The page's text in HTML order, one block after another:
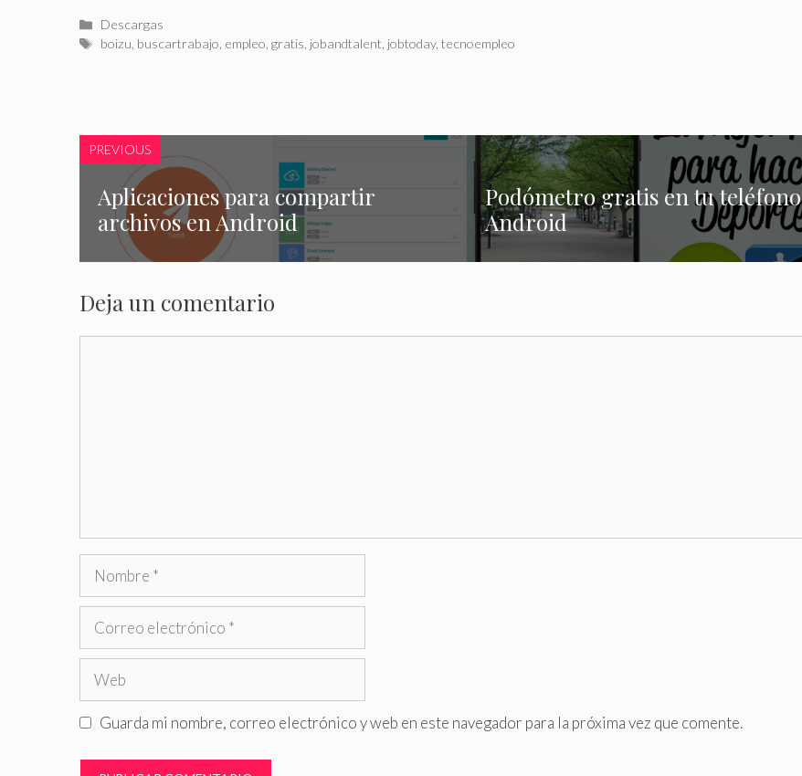
Categorías
Descargas
Etiquetas
boizu buscartrabajo empleo ,gratis jobandtalent jobtoday,tecnoempleo
PREVIOUS
Aplicaciones para compartir
archivos en Android
Podómetro gratis en tu teléfono
Android
Deja un comentario
Nombre
Correo
Web
Guarda mi nombre, correo electrónico y web en este navegador para la próxima vez que comente.